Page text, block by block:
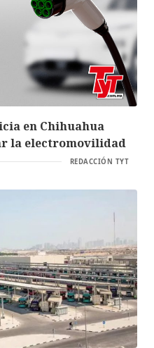
en Chihuahua
la electromovilidad
REDACCIÓN TYT